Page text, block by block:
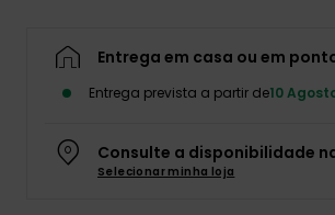
Entrega em casa ou em
Entrega prevista a partir de10
Consulte a disponibilidade
Selecionar minha loja